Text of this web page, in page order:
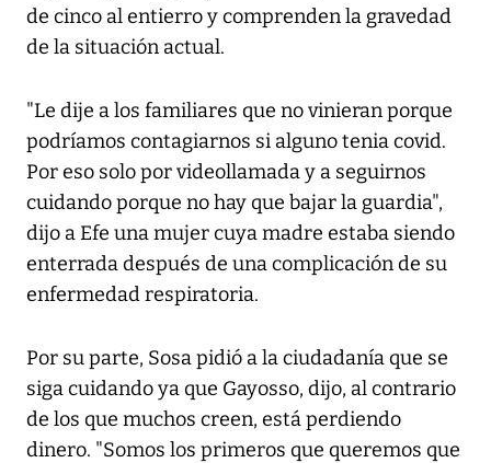
de cinco al entierro y comprenden la gravedad
de la situación actual.
"Le dije a los familiares que no vinieran porque
podríamos contagiarnos si alguno tenia covid.
Por eso solo por videollamada y a seguirnos
cuidando porque no hay que bajar la guardia",
dijo a Efe una mujer cuya madre estaba siendo
enterrada después de una complicación de su
enfermedad respiratoria.
Por su parte, Sosa pidió a la ciudadanía que se
siga cuidando ya que Gayosso, dijo, al contrario
de los que muchos creen, está perdiendo
dinero. "Somos los primeros que queremos que